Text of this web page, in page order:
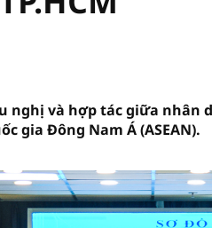
nghị và hợp tác giữa nhân
gia Đông Nam Á (ASEAN).